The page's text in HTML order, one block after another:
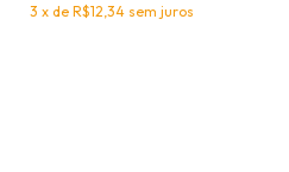
3 x de R$12,34 sem juros